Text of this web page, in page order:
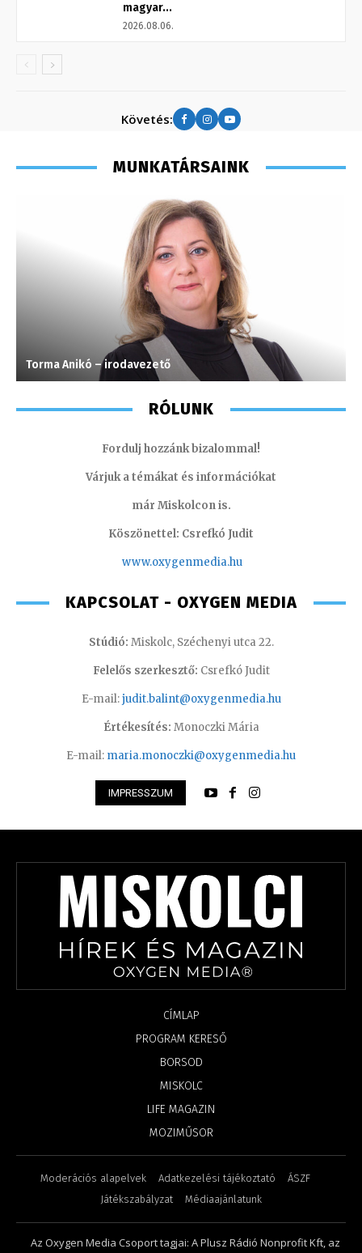
magyar...
2026.08.06.
Követés:
MUNKATÁRSAINK
Torma Anikó – irodavezető
RÓLUNK
Fordulj hozzánk bizalommal!
Várjuk a témákat és információkat
már Miskolcon is.
Köszönettel: Csrefkó Judit
www.oxygenmedia.hu
KAPCSOLAT - OXYGEN MEDIA
Stúdió: Miskolc, Széchenyi utca 22.
Felelős szerkesztő: Csrefkó Judit
E-mail:judit.balint@oxygenmedia.hu
Értékesítés: Monoczki Mária
E-mail: maria.monoczki@oxygenmedia.hu
IMPRESSZUM
CÍMLAP
PROGRAM KERESŐ
BORSOD
MISKOLC
LIFE MAGAZIN
MOZIMŰSOR
Moderációs alapelvek Adatkezelési tájékoztató
ÁSZF
Játékszabályzat
Médiaajánlatunk
Az Oxygen Media Csoport tagjai: A Plusz Rádió Nonprofit Kft, az